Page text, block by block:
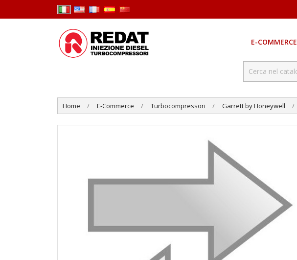
E-COMMERCE
Home E-Commerce Turbocompressori Garrett by Honeywell